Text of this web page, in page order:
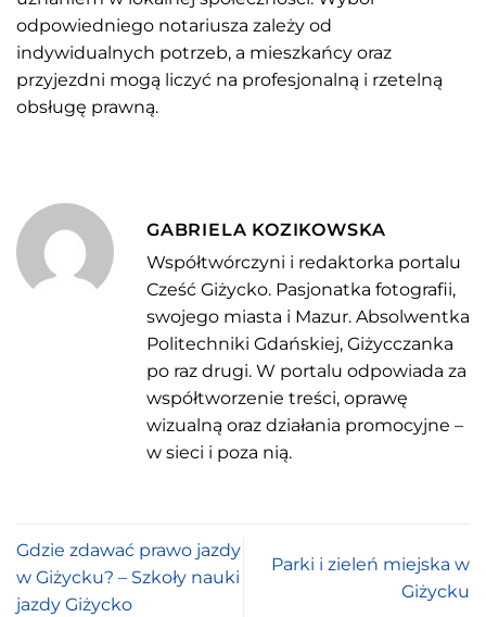
odpowiedniego notariusza zależy od
indywidualnych potrzeb, a mieszkańcy oraz
przyjezdni mogą liczyć na profesjonalną i rzetelną
obsługę prawną.
GABRIELA KOZIKOWSKA
Współtwórczyni i redaktorka portalu
Cześć Giżycko. Pasjonatka fotografii,
swojego miasta i Mazur. Absolwentka
Politechniki Gdańskiej, Giżycczanka
po raz drugi. W portalu odpowiada za
współtworzenie treści, oprawę
wizualną oraz działania promocyjne –
w sieci i poza nią.
Gdzie zdawać prawo jazdy
w Giżycku? – Szkoły nauki
jazdy Giżycko
Parki i zieleń miejska w
Giżycku